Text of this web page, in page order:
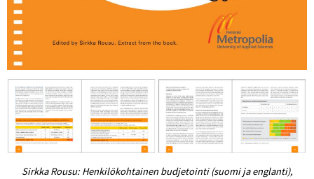
Sirkka Rousu: Henkilökohtainen budjetointi (suomi ja englanti),